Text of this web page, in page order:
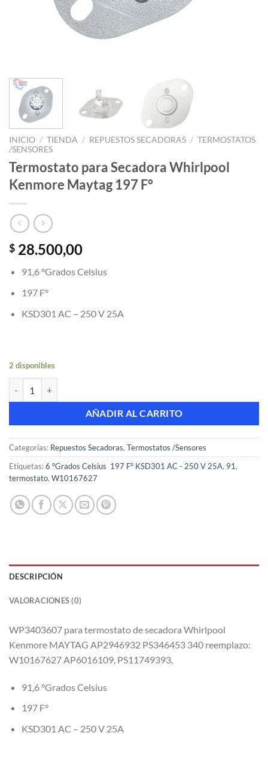
INICIO / TIENDA / REPUESTOS SECADORAS / TERMOSTATOS
/SENSORES
Termostato para Secadora Whirlpool
Kenmore Maytag 197 F°
$ 28.500,00
91,6 °Grados Celsius
197 F°
KSD301 AC – 250 V 25A
2 disponibles
AÑADIR AL CARRITO
Categorías: Repuestos Secadoras, Termostatos /Sensores
Etiquetas:6 °Grados Celsius 197 F° KSD301 AC - 250 V 25A, 91,
termostato, W10167627
DESCRIPCIÓN
VALORACIONES (0)
WP3403607 para termostato de secadora Whirlpool
Kenmore MAYTAG AP2946932 PS346453 340 reemplazo:
W10167627 AP6016109, PS11749393,
91,6 °Grados Celsius
197 F°
KSD301 AC – 250 V 25A